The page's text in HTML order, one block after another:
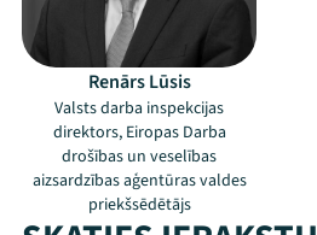
Renārs Lūsis
Valsts darba inspekcijas
direktors, Eiropas Darba
drošības un veselības
aizsardzības aģentūras valdes
priekšsēdētājs